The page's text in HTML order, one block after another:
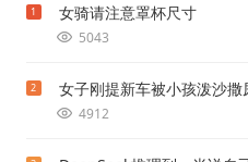
1 女骑请注意罩杯尺寸
5043
2 女子刚提新车被小孩泼沙
4912